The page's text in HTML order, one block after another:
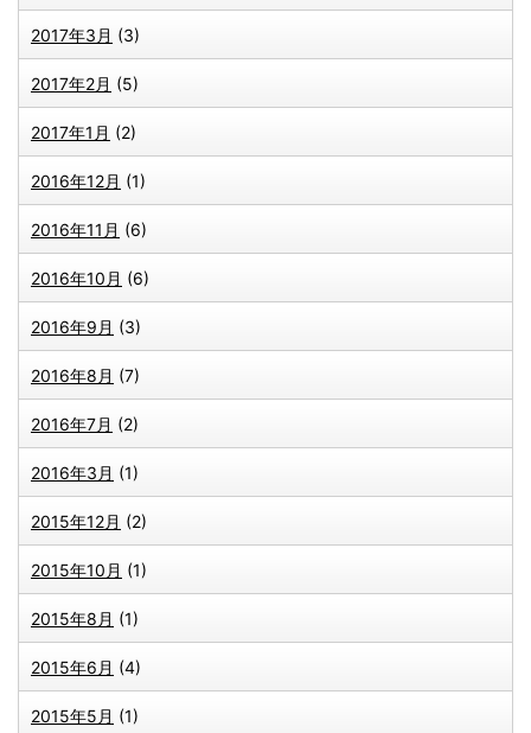
2017年3月 (3)
2017年2月 (5)
2017年1月 (2)
2016年12月 (1)
2016年11月 (6)
2016年10月 (6)
2016年9月 (3)
2016年8月 (7)
2016年7月 (2)
2016年3月 (1)
2015年12月 (2)
2015年10月 (1)
2015年8月 (1)
2015年6月 (4)
2015年5月 (1)